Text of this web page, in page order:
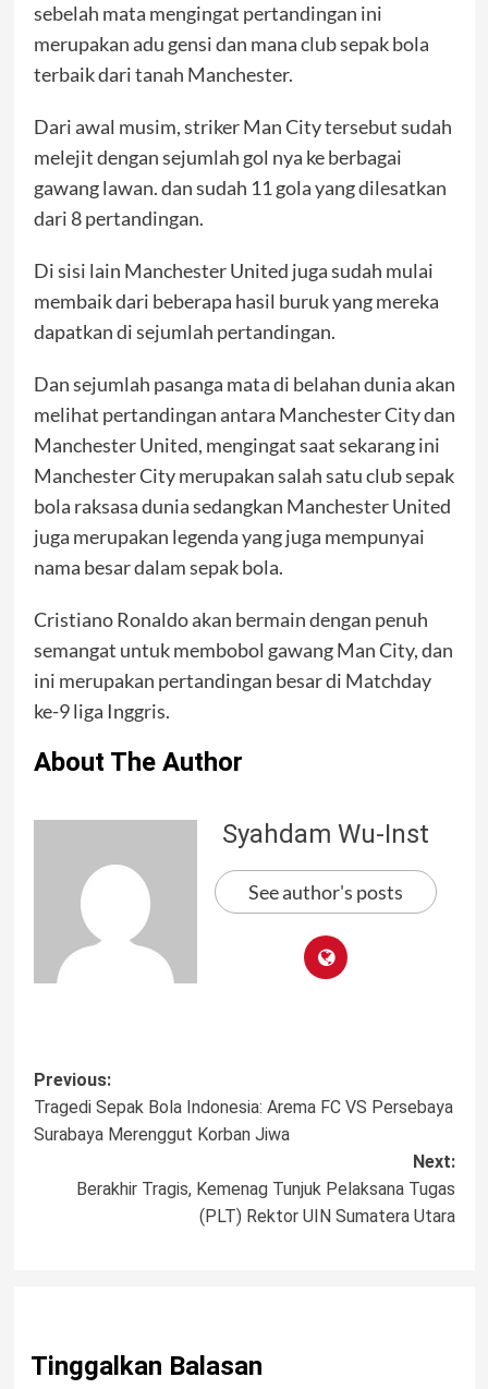
sebelah mata mengingat pertandingan ini
merupakan adu gensi dan mana club sepak bola
terbaik dari tanah Manchester.
Dari awal musim, striker Man City tersebut sudah
melejit dengan sejumlah gol nya ke berbagai
gawang lawan. dan sudah 11 gola yang dilesatkan
dari 8 pertandingan.
Di sisi lain Manchester United juga sudah mulai
membaik dari beberapa hasil buruk yang mereka
dapatkan di sejumlah pertandingan.
Dan sejumlah pasanga mata di belahan dunia akan
melihat pertandingan antara Manchester City dan
Manchester United, mengingat saat sekarang ini
Manchester City merupakan salah satu club sepak
bola raksasa dunia sedangkan Manchester United
juga merupakan legenda yang juga mempunyai
nama besar dalam sepak bola.
Cristiano Ronaldo akan bermain dengan penuh
semangat untuk membobol gawang Man City, dan
ini merupakan pertandingan besar di Matchday
ke-9 liga Inggris.
About The Author
Syahdam Wu-Inst
See author's posts
Post
navigation
Previous:
Tragedi Sepak Bola Indonesia: Arema FC VS Persebaya
Surabaya Merenggut Korban Jiwa
Next:
Berakhir Tragis, Kemenag Tunjuk Pelaksana Tugas
(PLT) Rektor UIN Sumatera Utara
Tinggalkan Balasan